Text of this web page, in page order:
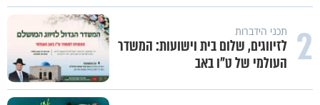
2 תכני הידברות
לזיווגים, שלום בית וישועות: המשדר
העולמי של ט"ו באב